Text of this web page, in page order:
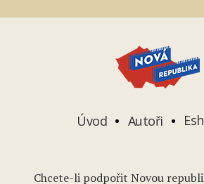
Úvod Autoři
Chcete-li podpořit Novou